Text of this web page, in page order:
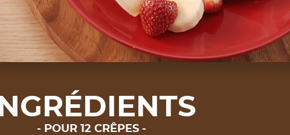
INGRÉDIENTS
POUR 12 CRÊPES